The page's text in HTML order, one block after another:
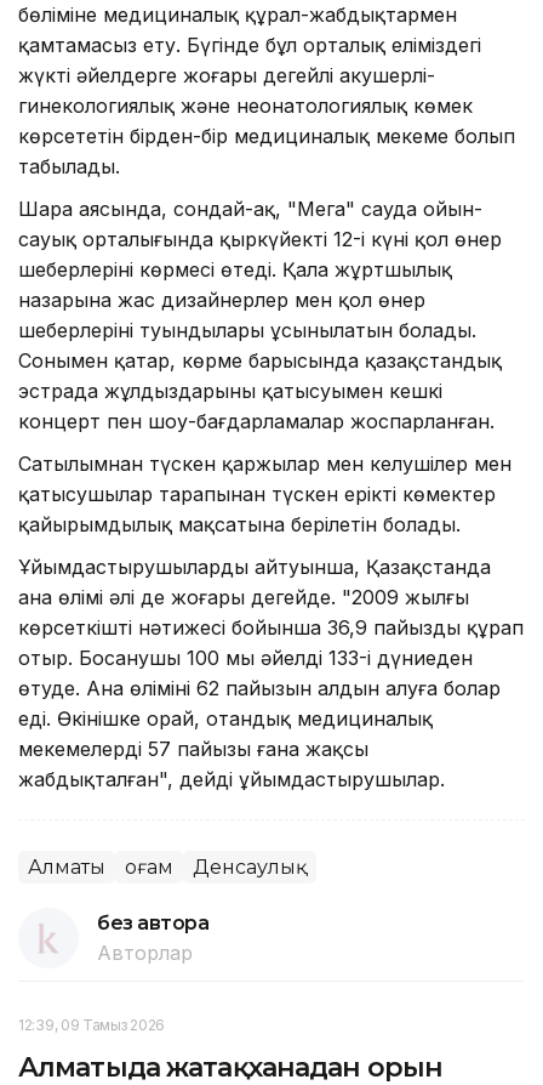
бөліміне медициналық құрал-жабдықтармен
қамтамасыз ету. Бүгінде бұл орталық еліміздегі
жүкті әйелдерге жоғары деңгейлі акушерлі-
гинекологиялық және неонатологиялық көмек
көрсететін бірден-бір медициналық мекеме болып
табылады.
Шара аясында, сондай-ақ, "Мега" сауда ойын-
сауық орталығында қыркүйектің 12-і күні қол өнер
шеберлерінің көрмесі өтеді. Қала жұртшылық
назарына жас дизайнерлер мен қол өнер
шеберлерінің туындылары ұсынылатын болады.
Сонымен қатар, көрме барысында қазақстандық
эстрада жұлдыздарының қатысуымен кешкі
концерт пен шоу-бағдарламалар жоспарланған.
Сатылымнан түскен қаржылар мен келушілер мен
қатысушылар тарапынан түскен ерікті көмектер
қайырымдылық мақсатына берілетін болады.
Ұйымдастырушылардың айтуынша, Қазақстанда
ана өлімі әлі де жоғары деңгейде. "2009 жылғы
көрсеткіштің нәтижесі бойынша 36,9 пайызды құрап
отыр. Босанушы 100 мың әйелдің 133-і дүниеден
өтуде. Ана өлімінің 62 пайызын алдын алуға болар
еді. Өкінішке орай, отандық медициналық
мекемелердің 57 пайызы ғана жақсы
жабдықталған", дейді ұйымдастырушылар.
Алматы Қоғам Денсаулық
без автора
Авторлар
12:39, 09 Тамыз 2026
Алматыда жатақханадан орын